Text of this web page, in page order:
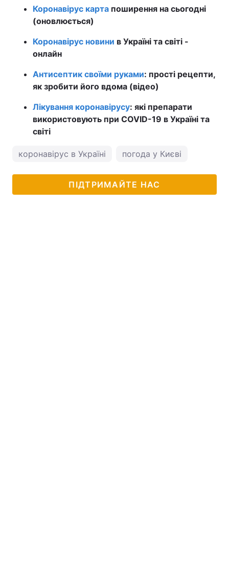
Коронавірус карта поширення на сьогодні
(оновлюється)
Коронавірус новини в Україні та світі -
онлайн
Антисептик своїми руками: прості рецепти,
як зробити його вдома (відео)
Лікування коронавірусу: які препарати
використовують при COVID-19 в Україні та
світі
коронавірус в Україні погода у Києві
ПІДТРИМАЙТЕ НАС